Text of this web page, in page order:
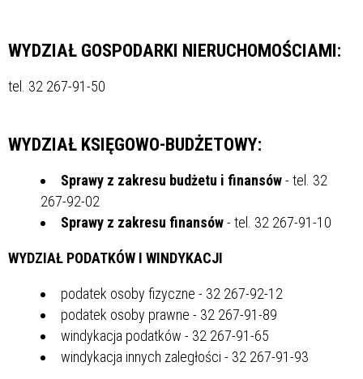
WYDZIAŁ GOSPODARKI NIERUCHOMOŚCIAMI:
tel. 32 267-91-50
WYDZIAŁ KSIĘGOWO-BUDŻETOWY:
Sprawy z zakresu budżetu i finansów- tel. 32
267-92-02
Sprawy z zakresu finansów- tel. 32 267-91-10
WYDZIAŁ PODATKÓW I WINDYKACJI
podatek osoby fizyczne - 32 267-92-12
podatek osoby prawne - 32 267-91-89
windykacja podatków - 32 267-91-65
windykacja innych zaległości - 32 267-91-93